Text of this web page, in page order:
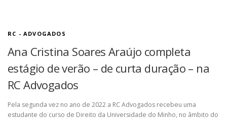
RC - ADVOGADOS
Ana Cristina Soares Araújo completa
estágio de verão – de curta duração – na
RC Advogados
Pela segunda vez no ano de 2022 a RC Advogados recebeu uma
estudante do curso de Direito da Universidade do Minho, no âmbito do